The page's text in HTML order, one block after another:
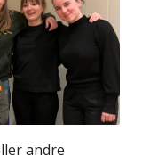
andre